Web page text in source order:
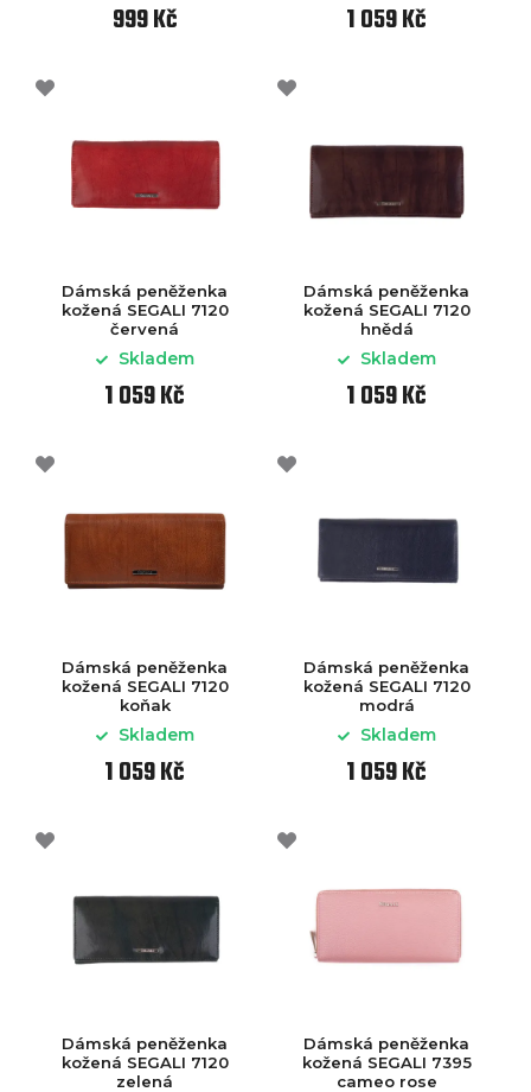
999 Kč 1 059 Kč
Dámská peněženka
kožená SEGALI 7120
červená
Skladem
1 059 Kč
Dámská peněženka
kožená SEGALI 7120
hnědá
Skladem
1 059 Kč
Dámská peněženka
kožená SEGALI 7120
koňak
Skladem
1 059 Kč
Dámská peněženka
kožená SEGALI 7120
modrá
Skladem
1 059 Kč
Dámská peněženka
kožená SEGALI 7120
zelená
Dámská peněženka
kožená SEGALI 7395
cameo rose